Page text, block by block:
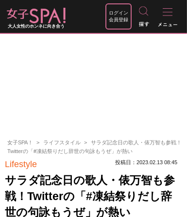
大人女性のホンネに向き合う
ログイン
会員登録
女子SPA！ ライフスタイル
サラダ記念日の歌人・俵万智も参戦！
Twitterの「#凍結祭りだし辞世の句詠もうぜ」が熱い
Lifestyle 投稿日：2023.02.13 08:45
サラダ記念日の歌人・俵万智も参
戦！Twitterの「#凍結祭りだし辞
世の句詠もうぜ」が熱い